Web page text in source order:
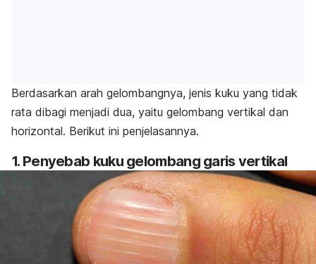
Berdasarkan arah gelombangnya, jenis kuku yang tidak
rata dibagi menjadi dua, yaitu gelombang vertikal dan
horizontal. Berikut ini penjelasannya.
1. Penyebab kuku gelombang garis vertikal